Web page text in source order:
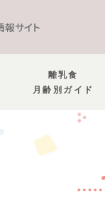
報サイト
離乳食
月齢別ガイド